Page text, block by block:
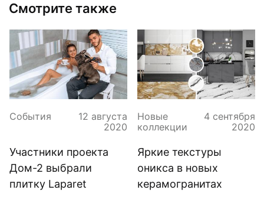
Смотрите также
События
12 августа
2020
Участники проекта
Дом-2 выбрали
плитку Laparet
Новые
коллекции
4 сентября
2020
Яркие текстуры
оникса в новых
керамогранитах